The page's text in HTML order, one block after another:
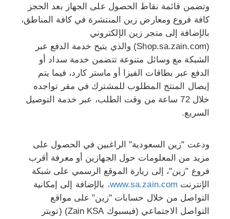
وتضمن قائمة نقاط الحصول على الجهاز بعد الحجز
كافة فروع ومعارض زين المنتشرة في كافة المناطق،
بالإضافة إلى متجر زين الإلكتروني
(Shop.sa.zain.com) والذي يتيح خدمة الدفع عبر
الشبكة مع وسائل متنوعة تتضمن خدمة سداد أو
الدفع عبر بطاقات الفيزا أو ماستر كارد، فيما يتم
إيصال المنتج المطلوب للمشترك في مقر تواجده
خلال 72 ساعة من وقت الطلب، عبر خدمة التوصيل
السريع.
ودعت "زين السعودية" الراغبين في الحصول على
مزيد من المعلومات حول الجهازين أو معرفة أقرب
فروع "زين"، إلى زيارة الموقع الرسمي على شبكة
الإنترنت www.sa.zain.com،
بالإضافة إلى إمكانية
التواصل من خلال حسابات "زين" على مواقع
التواصل الاجتماعي (فيسبوك Zain KSA) (تويتر